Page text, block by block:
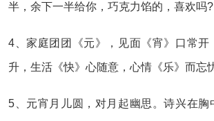
半，余下一半给你，巧克力馅的，喜欢吗?
4、家庭团团《元》，见面《宵》口常开
升，生活《快》心随意，心情《乐》而忘
5、元宵月儿圆，对月起幽思。诗兴在胸